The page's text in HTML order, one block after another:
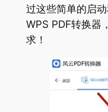
过这些简单的启
WPS PDF转换器
求！